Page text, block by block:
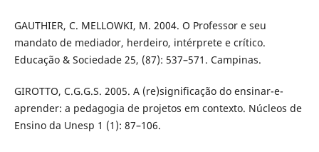
GAUTHIER, C. MELLOWKI, M. 2004. O Professor e seu
mandato de mediador, herdeiro, intérprete e crítico.
Educação & Sociedade 25, (87): 537–571. Campinas.
GIROTTO, C.G.G.S. 2005. A (re)significação do ensinar-e-
aprender: a pedagogia de projetos em contexto. Núcleos de
Ensino da Unesp 1 (1): 87–106.